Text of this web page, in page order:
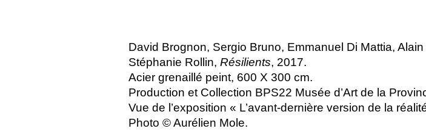
David Brognon, Sergio Bruno, Emmanuel Di Mattia,
Stéphanie Rollin, Résilients, 2017.
Acier grenaillé peint, 600 X 300 cm.
Production et Collection BPS22 Musée d’Art de la
Vue de l’exposition « L’avant-dernière version de la
Photo © Aurélien Mole.